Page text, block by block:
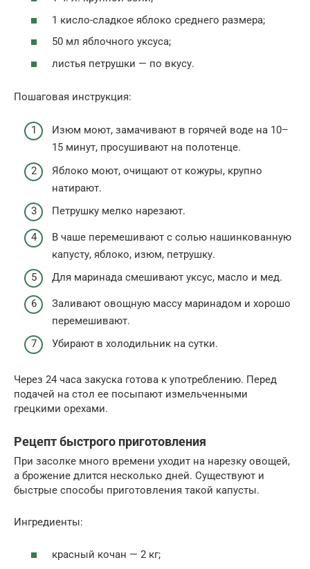
1 кисло-сладкое яблоко среднего размера;
50 мл яблочного уксуса;
листья петрушки — по вкусу.
Пошаговая инструкция:
Изюм моют, замачивают в горячей воде на 10–
15 минут, просушивают на полотенце.
Яблоко моют, очищают от кожуры, крупно
натирают.
Петрушку мелко нарезают.
В чаше перемешивают с солью нашинкованную
капусту, яблоко, изюм, петрушку.
Для маринада смешивают уксус, масло и мед.
Заливают овощную массу маринадом и хорошо
перемешивают.
Убирают в холодильник на сутки.
Через 24 часа закуска готова к употреблению. Перед
подачей на стол ее посыпают измельченными
грецкими орехами.
Рецепт быстрого приготовления
При засолке много времени уходит на нарезку овощей,
а брожение длится несколько дней. Существуют и
быстрые способы приготовления такой капусты.
Ингредиенты:
красный кочан — 2 кг;